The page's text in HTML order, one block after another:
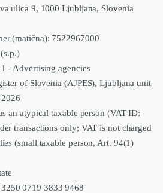
ulica 9, 1000 Ljubljana, Slovenia
(matična): 7522967000
- Advertising agencies
of Slovenia (AJPES), Ljubljana unit
an atypical taxable person (VAT ID:
transactions only; VAT is not charged
(small taxable person, Art. 94(1)
0719 3833 9468